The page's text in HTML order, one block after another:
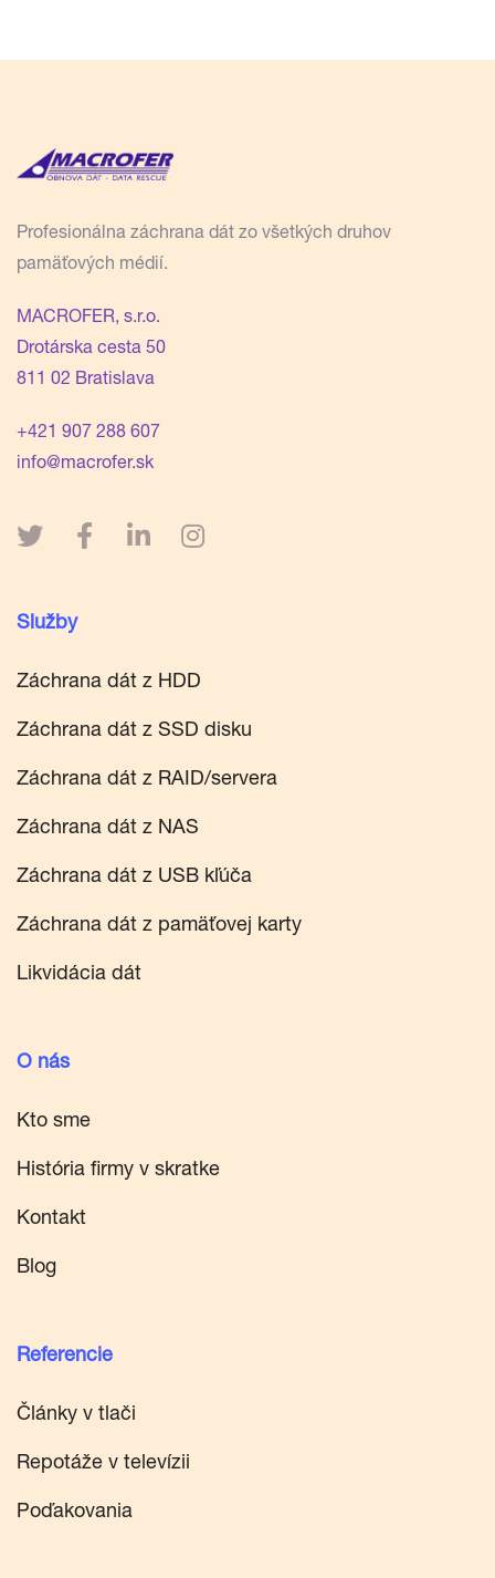
Profesionálna záchrana dát zo všetkých druhov
pamäťových médií.
MACROFER, s.r.o.
Drotárska cesta 50
811 02 Bratislava
+421 907 288 607
info@macrofer.sk
Služby
Záchrana dát z HDD
Záchrana dát z SSD disku
Záchrana dát z RAID/servera
Záchrana dát z NAS
Záchrana dát z USB kľúča
Záchrana dát z pamäťovej karty
Likvidácia dát
O nás
Kto sme
História firmy v skratke
Kontakt
Blog
Referencie
Články v tlači
Repotáže v televízii
Poďakovania